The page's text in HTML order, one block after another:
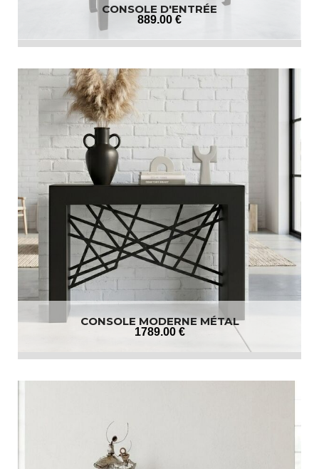
CONSOLE D'ENTRÉE
889.00 €
CONSOLE MODERNE MÉTAL
1789.00 €